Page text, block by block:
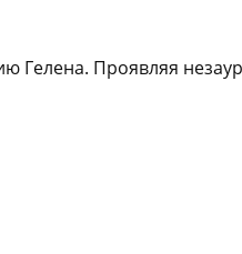
Гелена. Проявляя